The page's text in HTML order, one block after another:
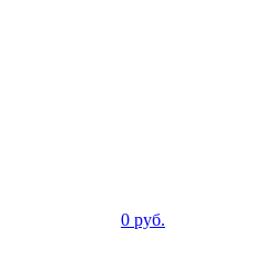
0 руб.